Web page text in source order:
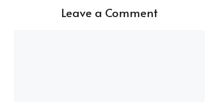
Leave a Comment